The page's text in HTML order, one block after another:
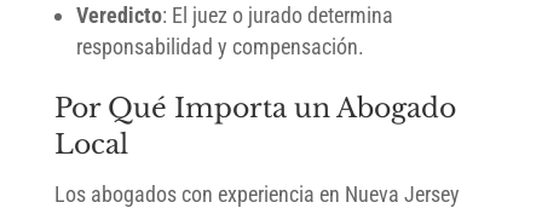
Veredicto: El juez o jurado determina
responsabilidad y compensación.
Por Qué Importa un Abogado
Local
Los abogados con experiencia en Nueva Jersey